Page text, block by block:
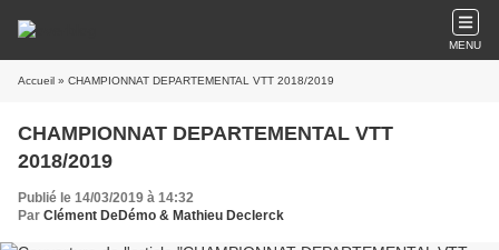
MENU
Accueil » CHAMPIONNAT DEPARTEMENTAL VTT 2018/2019
CHAMPIONNAT DEPARTEMENTAL VTT
2018/2019
Publié le 14/03/2019 à 14:32
Par Clément DeDémo & Mathieu Declerck